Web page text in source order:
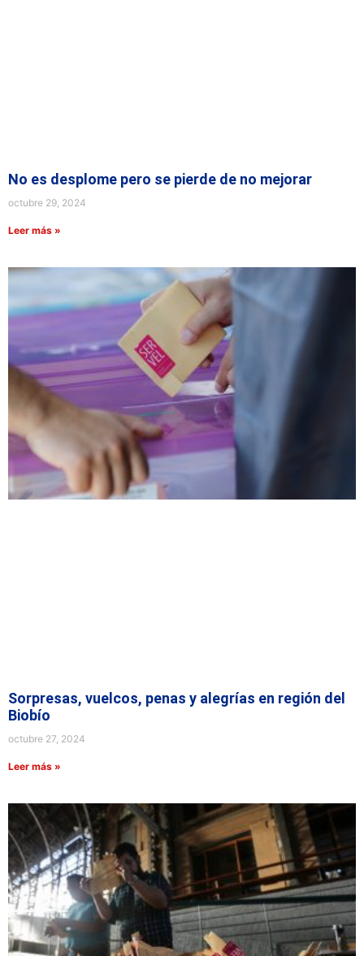
No es desplome pero se pierde de no mejorar
octubre 29, 2024
Leer más »
Sorpresas, vuelcos, penas y alegrías en región del
Biobío
octubre 27, 2024
Leer más »